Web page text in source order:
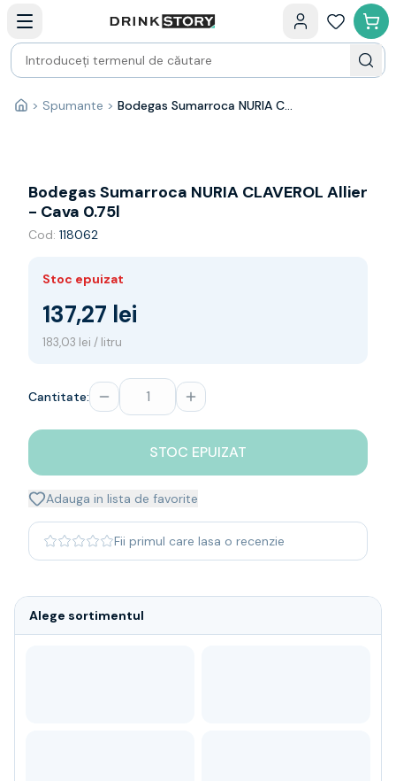
Bauturi fine — selectie
Produse Noi
Cosuri cadou
Pachete & Cadouri
Vin
Franta
Africa de Sud
Germania
Noua Zeelanda
Spumante
Sampanie
Single malt
Japanese
Bourbon
Blanded Japanese
Canadian
Rom
Vodka
Acasă
> Spumante > Bodegas Sumarroca NURIA CLAVEROL Allier - Cava 0.75l
Bodegas Sumarroca NURIA CLAVEROL Allier
- Cava 0.75l
Cod: 118062
Stoc epuizat
137,27 lei
183,03 lei / litru
Cantitate:
STOC EPUIZAT
Adauga in lista de favorite
Fii primul care lasa o recenzie
Alege sortimentul